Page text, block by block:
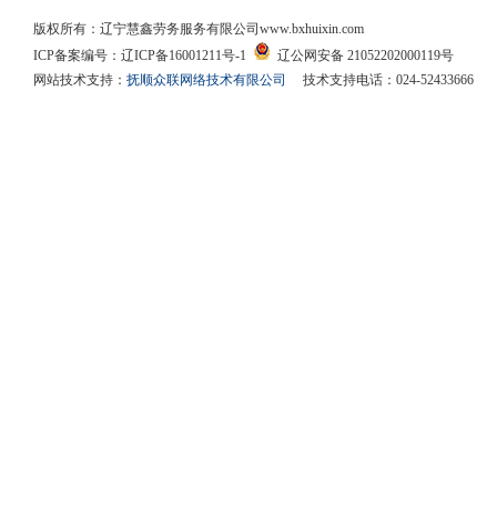
版权所有：辽宁慧鑫劳务服务有限公司 www.bxhuixin.com
ICP备案编号： 辽ICP备16001211号-1
辽公网安备 21052202000119号
网站技术支持： 抚顺众联网络技术有限公司 技术支持电话：024-52433666